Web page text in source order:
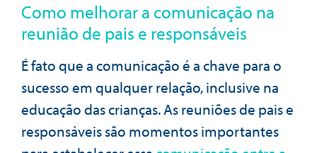
Como melhorar a comunicação na
reunião de pais e responsáveis
É fato que a comunicação é a chave para o
sucesso em qualquer relação, inclusive na
educação das crianças. As reuniões de pais e
responsáveis são momentos importantes